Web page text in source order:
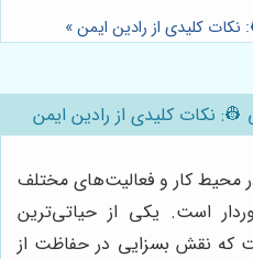
نکات کلیدی از رادین ایمن»
👷: نکات کلیدی از رادین ایمن
محیط کار و فعالیت‌های مختلف
است. یکی از حیاتی‌ترین
که نقش بسزایی در حفاظت از